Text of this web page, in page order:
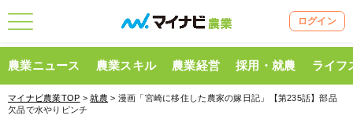
ログイン
農業ニュース 農業スキル 農業経営 採用・就農 ライフ
マイナビ農業TOP >就農 > 漫画「宮崎に移住した農家の嫁日記」【第235話】部品
欠品で水やりピンチ